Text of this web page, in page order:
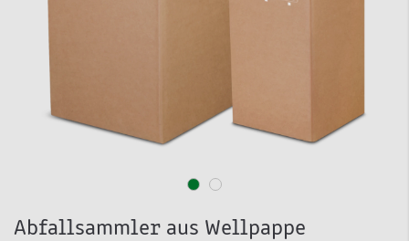
Abfallsammler aus Wellpappe